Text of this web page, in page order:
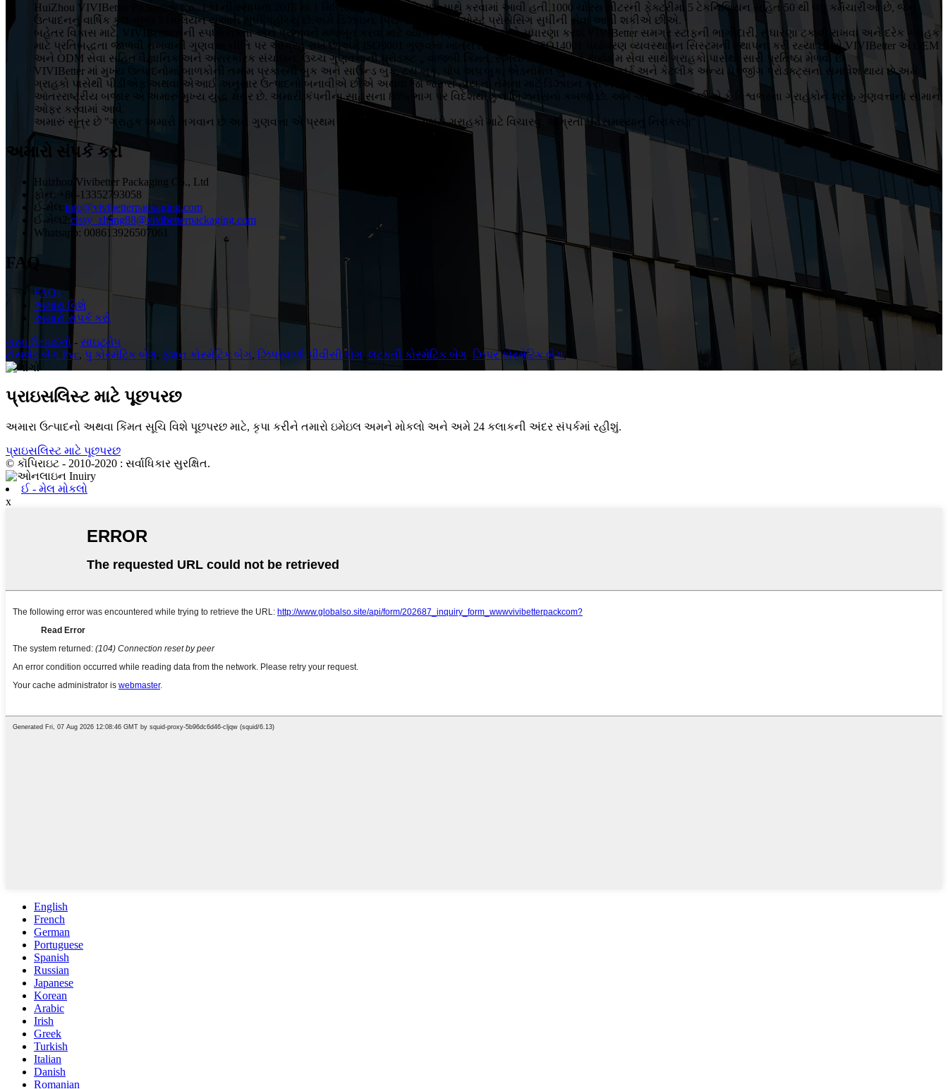
HuiZhou VIVIBetter Packaging Co., Ltd ની સ્થાપના 2015 માં 1 મિલિયન યુઆનના રોકાણ સાથે કરવામાં આવી હતી.1000 ચોરસ મીટરની ફેક્ટરીમાં 5 ટેકનિશિયન સહિત 50 થી વધુ કર્મચારીઓ છે, જેનું
ઉત્પાદનનું વાર્ષિક કુલ મૂલ્ય 5 મિલિયન યુઆન સુધી પહોંચ્યું છે.અમે ડિઝાઇન, પ્રિન્ટિંગથી લઈને પોસ્ટ પ્રોસેસિંગ સુધીની સેવા આપી શકીએ છીએ.
બહેતર વિકાસ માટે, VIVIBetter તેની સ્પર્ધાત્મકતા અને પ્રભાવને મજબૂત કરવા માટે વ્યાપકપણે અપગ્રેડ અને સુધારણા કરશે.VIVIBetter સમગ્ર સ્ટાફની ભાગીદારી, સુધારણા ટકાવી રાખવા અને દરેક ગ્રાહક
માટે પ્રતિબદ્ધતા જાળવી રાખવાની ગુણવત્તા નીતિ પર આગ્રહ રાખે છે.અમે ISO9001 ગુણવત્તા ખાતરી સિસ્ટમ અને ISO14001 પર્યાવરણ વ્યવસ્થાપન સિસ્ટમની સ્થાપના કરી રહ્યા છીએ.VIVIBetter એ OEM
અને ODM સેવા સહિત વૈજ્ઞાનિક અને અસરકારક સંચાલન, ઉચ્ચ ગુણવત્તાની પ્રોડક્ટ，વાજબી કિંમત, સમયના પાબંદ અને કાર્યક્ષમ સેવા સાથે ગ્રાહકો પાસેથી સારી પ્રતિષ્ઠા મેળવી છે.
VIVIBetter માં મુખ્ય ઉત્પાદનોમાં બાળકોની તમામ પ્રકારની બુક અને સાઉન્ડ બુક, ટચ બુક, પોપ અપ બુક, એડનોર્મલ બુક, ગ્રીટીંગ કાર્ડ અને કેટલીક અન્ય પેકેજીંગ પ્રોડક્ટ્સનો સમાવેશ થાય છે.અમે
ગ્રાહકો પાસેથી પીડીએફ અથવા એઆઈ અનુસાર ઉત્પાદનો બનાવીએ છીએ અથવા જો જરૂરી હોય તો તેમના માટે ડિઝાઇન કરીએ છીએ.
આંતરરાષ્ટ્રીય બજાર એ અમારું મુખ્ય યુદ્ધ ક્ષેત્ર છે. અમારી કંપનીના સાહસના 80% ભાગ પર વિદેશથી કુલ બિઝનેસનો કબજો છે. અમે આશા રાખીએ છીએ કે વિશ્વભરના ગ્રાહકોને શ્રેષ્ઠ ગુણવત્તાનો સામાન
ઓફર કરવામાં આવે.
અમારું સૂત્ર છે "ગ્રાહક અમારો ભગવાન છે અને ગુણવત્તા એ પ્રથમ સ્થાને છે .કોઈપણ સમયે ગ્રાહકો માટે વિચારવું. અગ્રતા પર સમસ્યાનું નિરાકરણ"
અમારો સંપર્ક કરો
Huizhou Vivibetter Packaging Co., Ltd
ફોન: +86-13352793058
ઈ-મેલ:info@vivibetterpackaging.com
ઈ-મેલ2:cissy_zhang88@vivibetterpackaging.com
Whatsapp: 008613926507061
FAQ
FAQs
અમારા વિશે
અમારો સંપર્ક કરો
ગરમ ઉત્પાદનો - સાઇટમેપ
ટોયલેટ બેગ Pvc, પુ કોસ્મેટિક બેગ, ફેશન કોસ્મેટિક બેગ, ઝિપરવાળી પીવીસી બેગ લટકતી કોસ્મેટિક બેગ ઝિપર કોસ્મેટિક બેગ
પ્રાઇસલિસ્ટ માટે પૂછપરછ
અમારા ઉત્પાદનો અથવા કિંમત સૂચિ વિશે પૂછપરછ માટે, કૃપા કરીને તમારો ઇમેઇલ અમને મોકલો અને અમે 24 કલાકની અંદર સંપર્કમાં રહીશું.
પ્રાઇસલિસ્ટ માટે પૂછપરછ
© કૉપિરાઇટ - 2010-2020 : સર્વાધિકાર સુરક્ષિત.
ઈ - મેલ મોકલો
x
English
French
German
Portuguese
Spanish
Russian
Japanese
Korean
Arabic
Irish
Greek
Turkish
Italian
Danish
Romanian